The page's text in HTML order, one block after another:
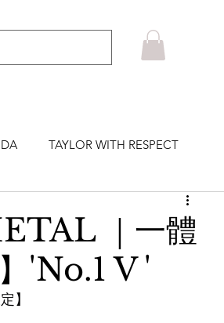
TAYLOR WITH RESPECT
MASAHIRO MARUYAMA
｜一體
'No.1 V '
】